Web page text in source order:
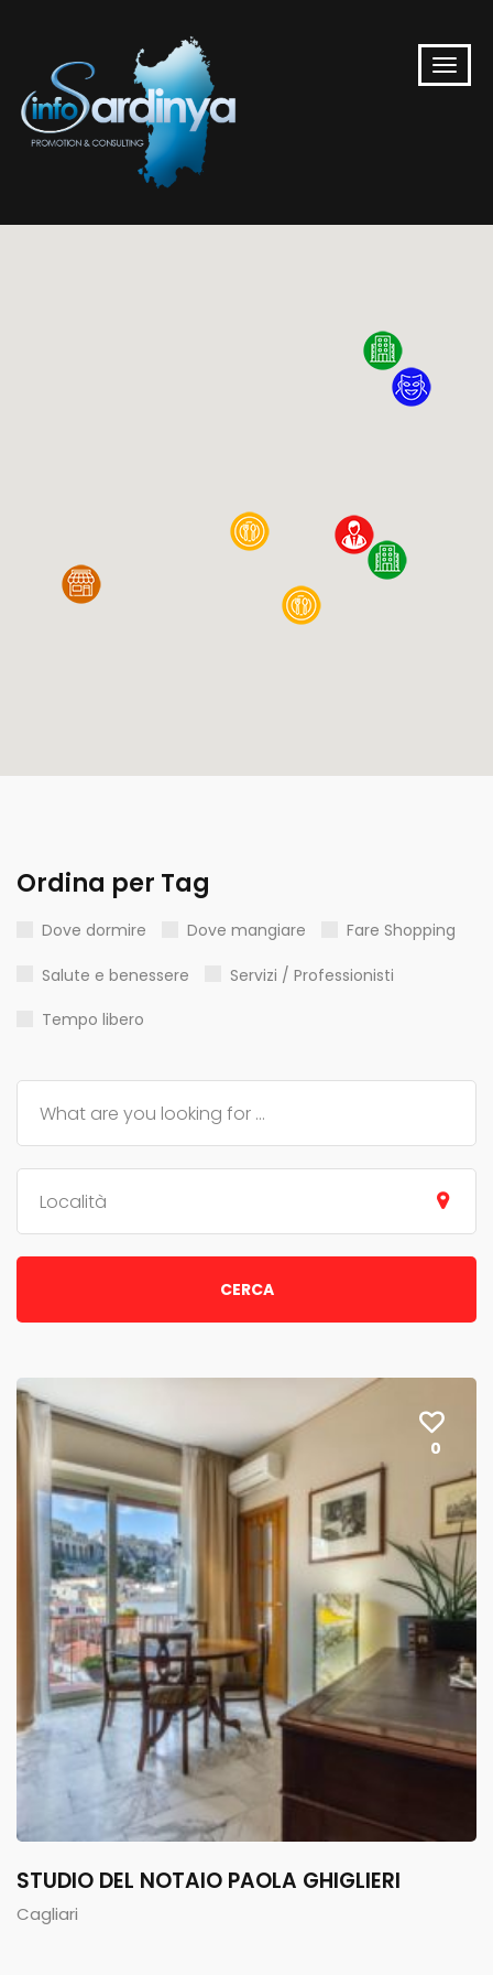
Ordina per Tag
Dove dormire Dove mangiare Fare Shopping
Salute e benessere Servizi / Professionisti
Tempo libero
Località
CERCA
0
STUDIO DEL NOTAIO PAOLA GHIGLIERI
Cagliari